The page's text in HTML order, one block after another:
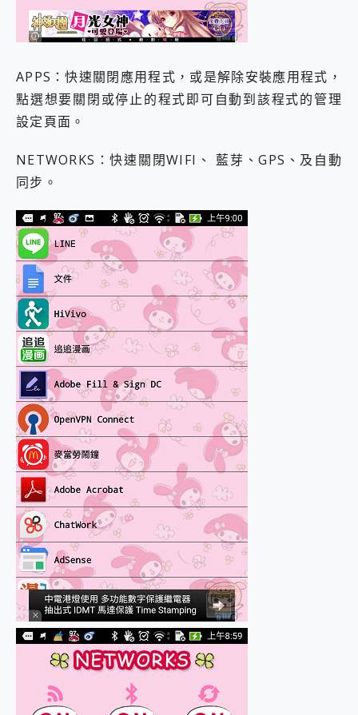
APPS：快速關閉應用程式，或是解除安裝應用程式，
點選想要關閉或停止的程式即可自動到該程式的管理
設定頁面。
NETWORKS：快速關閉WIFI、 藍芽、GPS、及自動
同步。